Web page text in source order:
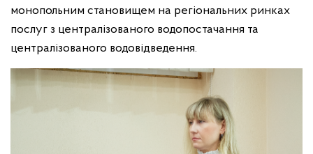
монопольним становищем на регіональних ринках
послуг з централізованого водопостачання та
централізованого водовідведення.